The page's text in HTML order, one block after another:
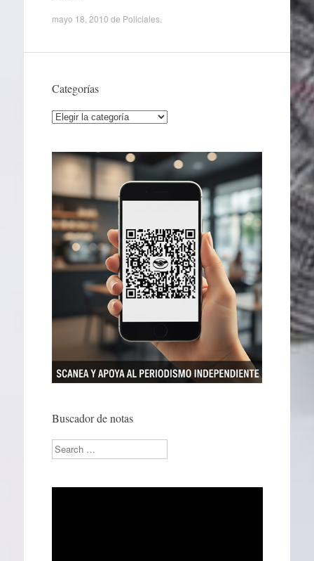
mayo 18, 2010 de Policiales.
Categorías
Categorías
Buscador de notas
Search